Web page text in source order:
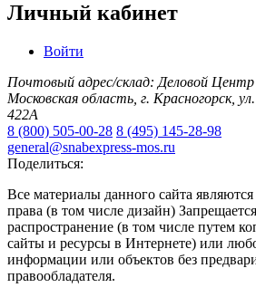
Личный кабинет
Войти
Почтовый адрес/склад: Деловой
Московская область, г. Красногорск,
422А
8 (800) 505-00-28 8 (495) 145-28-98
general@snabexpress-mos.ru
Поделиться:
Все материалы данного сайта
права (в том числе дизайн)
распространение (в том числе путем
сайты и ресурсы в Интернете) или
информации или объектов без
правообладателя.